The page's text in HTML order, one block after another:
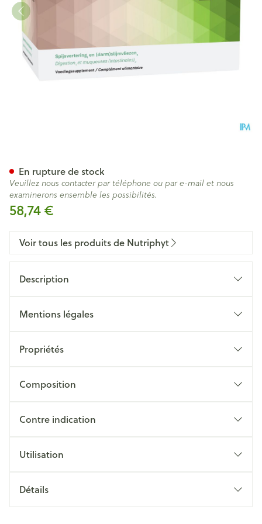
58,74 €
En rupture de stock
Veuillez nous contacter par téléphone ou par e-mail et nous
examinerons ensemble les possibilités.
Voir tous les produits de Nutriphyt
Description
Mentions légales
Propriétés
Composition
Contre indication
Utilisation
Détails